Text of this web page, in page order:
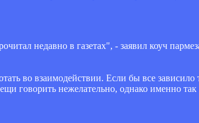
недавно в газетах", - заявил коуч
во взаимодействии. Если бы все зависило
говорить нежелательно, однако именно